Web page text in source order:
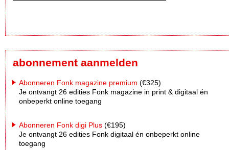
abonnement aanmelden
Abonneren Fonk magazine premium (€325)
Je ontvangt 26 edities Fonk magazine in print & digitaal én
onbeperkt online toegang
Abonneren Fonk digi Plus (€195)
Je ontvangt 26 edities Fonk digitaal én onbeperkt online
toegang